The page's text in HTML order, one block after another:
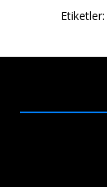
Etiketler: